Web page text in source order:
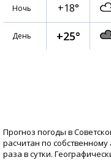
Ночь
+18°
День +25°
Прогноз погоды в
расчитан по
раза в сутки.